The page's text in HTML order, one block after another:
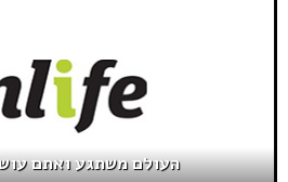
העולם משתגע ואתם